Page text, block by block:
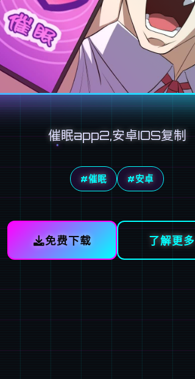
催眠app2,安卓IOS复制
#催眠 #安卓
免费下载 了解更多